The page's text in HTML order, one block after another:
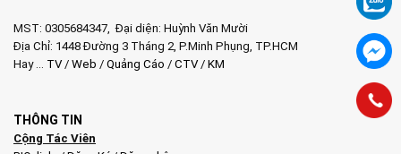
MST: 0305684347, Đại diện: Huỳnh Văn Mười
Địa Chỉ: 1448 Đường 3 Tháng 2, P.Minh Phụng, TP.HCM
Hay … TV/ Web / Quảng Cáo / CTV/ KM
THÔNG TIN
Cộng Tác Viên